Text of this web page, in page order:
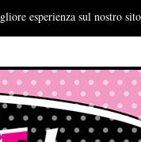
esperienza sul nostro